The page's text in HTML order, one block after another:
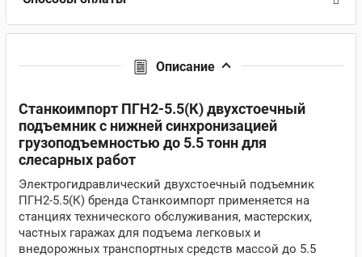
Описание
Станкоимпорт ПГН2-5.5(К) двухстоечный
подъемник с нижней синхронизацией
грузоподъемностью до 5.5 тонн для
слесарных работ
Электрогидравлический двухстоечный подъемник
ПГН2-5.5(К) бренда Станкоимпорт применяется на
станциях технического обслуживания, мастерских,
частных гаражах для подъема легковых и
внедорожных транспортных средств массой до 5.5